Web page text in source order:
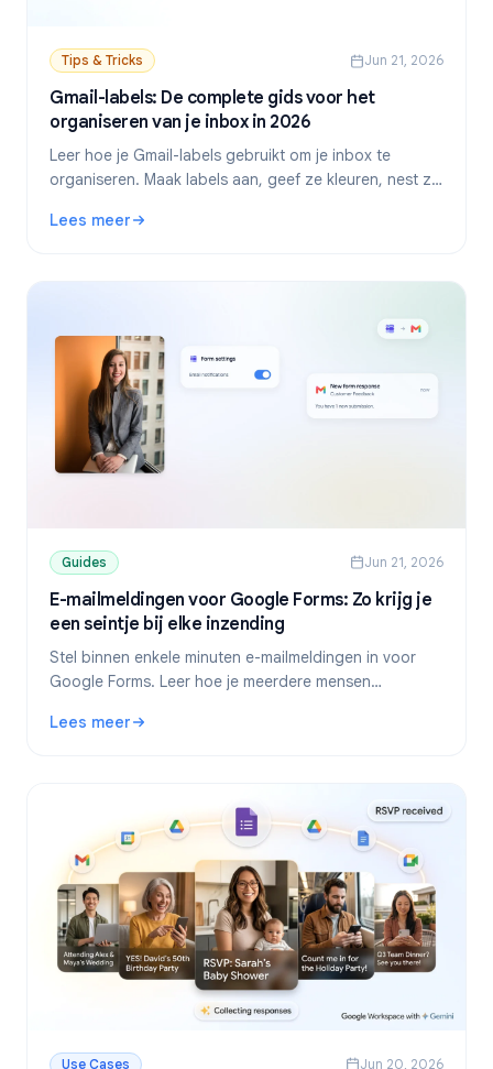
Tips & Tricks Jun 21, 2026
Gmail-labels: De complete gids voor het
organiseren van je inbox in 2026
Leer hoe je Gmail-labels gebruikt om je inbox te
organiseren. Maak labels aan, geef ze kleuren, nest ze
mailworkflow.
Lees meer
: Gmail-labels: De complete gids voor het organiseren
Guides Jun 21, 2026
E-mailmeldingen voor Google Forms: Zo krijg je
een seintje bij elke inzending
Stel binnen enkele minuten e-mailmeldingen in voor
Google Forms. Leer hoe je meerdere mensen
stuurt en problemen met meldingen oplost.
Lees meer
: E-mailmeldingen voor Google Forms: Zo krijg je een
Use Cases Jun 20, 2026